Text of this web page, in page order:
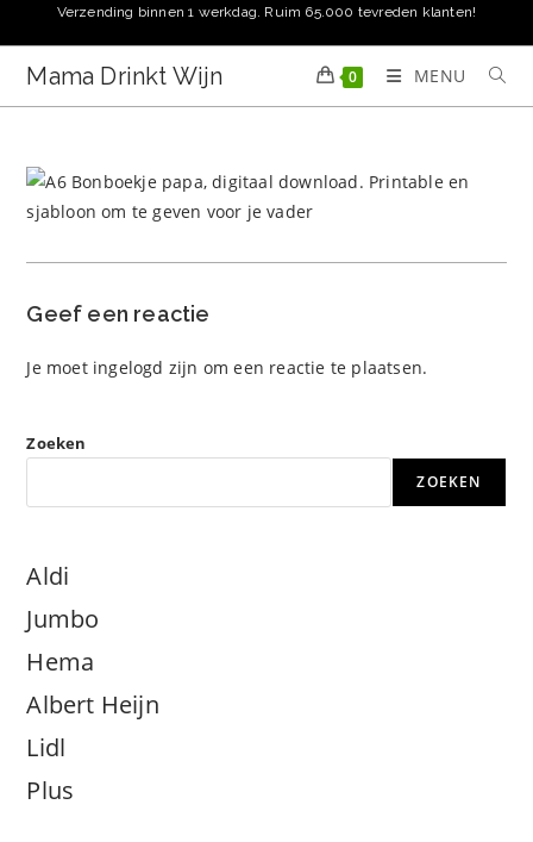
naar
inhoud
Verzending binnen 1 werkdag. Ruim 65.000 tevreden klanten!
Mama Drinkt Wijn 0 MENU
Geef een reactie
Je moet ingelogd zijn om een reactie te plaatsen.
Zoeken
ZOEKEN
Aldi
Jumbo
Hema
Albert Heijn
Lidl
Plus